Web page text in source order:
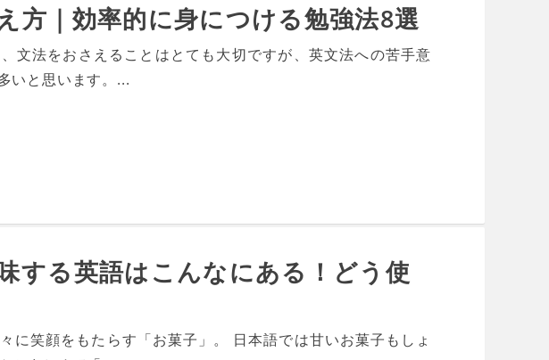
方｜効率的に身につける勉強法8選
文法をおさえることはとても大切ですが、英文法への苦手意
いと思います。...
する英語はこんなにある！どう使
に笑顔をもたらす「お菓子」。 日本語では甘いお菓子もしょ